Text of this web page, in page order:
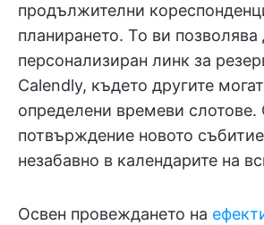
продължителни
планирането. То ви позволява
персонализиран линк за
Calendly, където другите
определени времеви слотове.
потвърждение новото
незабавно в календарите на
Освен провеждането на